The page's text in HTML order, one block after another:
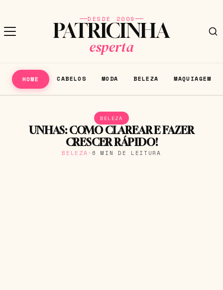
DESDE 2009
PATRICINHA
esperta
HOME CABELOS MODA BELEZA MAQUIAGEM
BELEZA
UNHAS: COMO CLAREAR E FAZER
CRESCER RÁPIDO!
BELEZA · 6 MIN DE LEITURA